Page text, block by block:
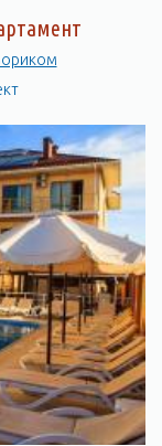
комнатный с двориком